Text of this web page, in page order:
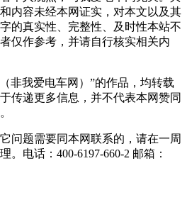
内容未经本网证实，对本文以及其
的真实性、完整性、及时性本站不
仅作参考，并请自行核实相关内
非我爱电车网）”的作品，均转载
传递更多信息，并不代表本网赞同
问题需要同本网联系的，请在一周
。电话：400-6197-660-2 邮箱：